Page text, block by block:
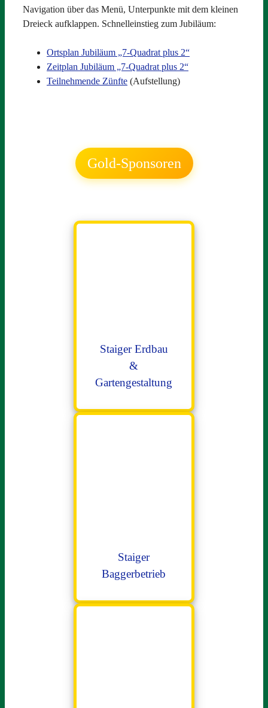
Navigation über das Menü, Unterpunkte mit dem kleinen
Dreieck aufklappen. Schnelleinstieg zum Jubiläum:
Ortsplan Jubiläum „7-Quadrat plus 2“
Zeitplan Jubiläum „7-Quadrat plus 2“
Teilnehmende Zünfte (Aufstellung)
Gold-Sponsoren
Staiger Erdbau
&
Gartengestaltung
Staiger
Baggerbetrieb